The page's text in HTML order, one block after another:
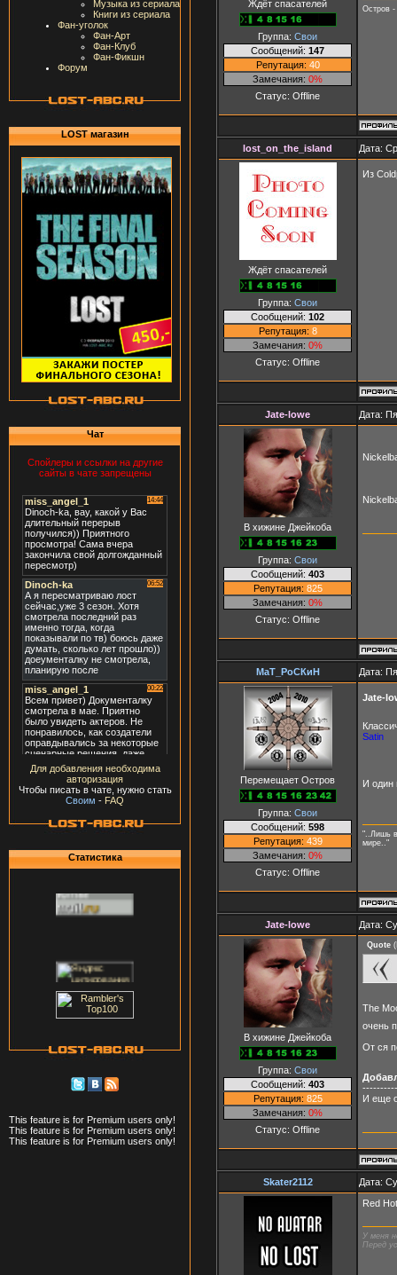
Музыка из сериала
Книги из сериала
Фан-уголок
Фан-Арт
Фан-Клуб
Фан-Фикшн
Форум
LOST магазин
Чат
Спойлеры и ссылки на другие
сайты в чате запрещены
Для добавления необходима
авторизация
Чтобы писать в чате, нужно стать
Своим - FAQ
Статистика
This feature is for Premium users only!
This feature is for Premium users only!
This feature is for Premium users only!
Ждёт спасателей
Группа: Свои
Сообщений: 147
Репутация: 40
Замечания: 0%
Статус: Offline
Остров
lost_on_the_island Дата:
Ждёт спасателей
Группа: Свои
Сообщений: 102
Репутация: 8
Замечания: 0%
Статус: Offline
Из
Jate-lowe Дата:
В хижине Джейкоба
Группа: Свои
Сообщений: 403
Репутация: 825
Замечания: 0%
Статус: Offline
МаТ_РоСКиН Дата:
Перемещает Остров
Группа: Свои
Сообщений: 598
Репутация: 439
Замечания: 0%
Статус: Offline
Jate-
Satin
И один
"..Лишь
мире.."
Jate-lowe Дата:
В хижине Джейкоба
Группа: Свои
Сообщений: 403
Репутация: 825
Замечания: 0%
Статус: Offline
Quote (
The
очень
От ся
И еще
Skater2112 Дата:
Red
У меня
Перед